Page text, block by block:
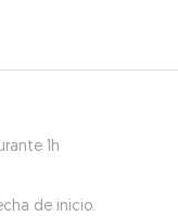
1h
de inicio.